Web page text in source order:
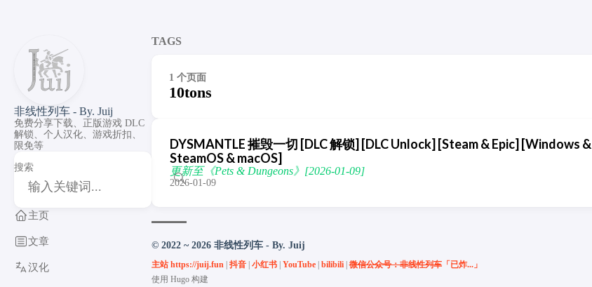
非线性列车 - By. Juij
免费分享下载、正版游戏 DLC
解锁、个人汉化、游戏折扣、
限免等
搜索
主页
文章
汉化
TAGS
1 个页面
10tons
DYSMANTLE 摧毁一切 [DLC 解锁] [DLC Unlock] [Steam & Epic] [Windows &
SteamOS & macOS]
更新至《Pets & Dungeons》[2026-01-09]
2026-01-09
© 2022 ~ 2026 非线性列车 - By. Juij
主站 https://juij.fun| 抖音| 小红书| YouTube| bilibili|微信公众号：非线性列车「已炸...」
使用 Hugo构建